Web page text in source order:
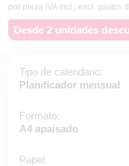
por pieza IVA incl., excl. gastos
Desde 2 unidades
Tipo de calendario:
Planificador mensual
Formato:
A4 apaisado
Papel: